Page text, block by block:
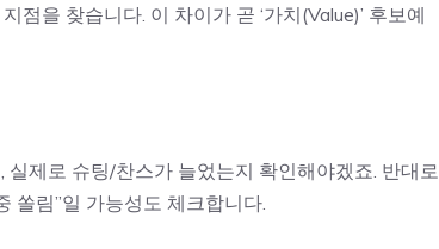
을 찾습니다. 이 차이가 곧 ‘가치(Value)’ 후보예
제로 슈팅/찬스가 늘었는지 확인해야겠죠. 반대로
쏠림”일 가능성도 체크합니다.